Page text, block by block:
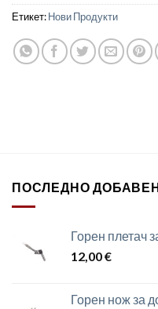
Етикет:Нови Продукти
ПОСЛЕДНО
Горен плетач
12,00€
Горен нож за